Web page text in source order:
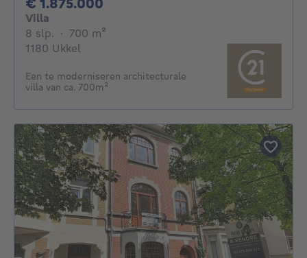
Villa
8 slp. 8 slaapkamers
· 700 m²
1180 Ukkel
Een te moderniseren architecturale
villa van ca. 700m²